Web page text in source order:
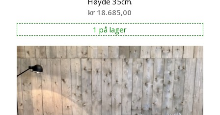
kr 18.685,00
1 på lager